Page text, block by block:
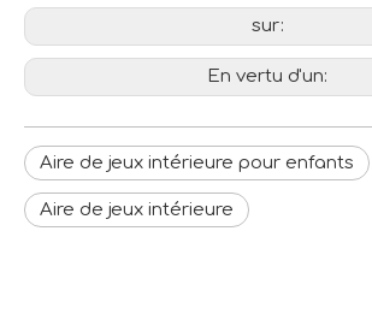
sur:
En vertu d'un:
Aire de jeux intérieure pour enfants
Aire de jeux intérieure